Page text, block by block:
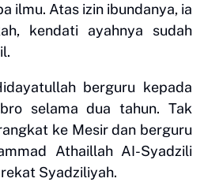
ilmu. Atas izin ibundanya, ia
kendati ayahnya sudah
berguru kepada
selama dua tahun. Tak
ke Mesir dan berguru
Athaillah AI-Syadzili
Syadziliyah.